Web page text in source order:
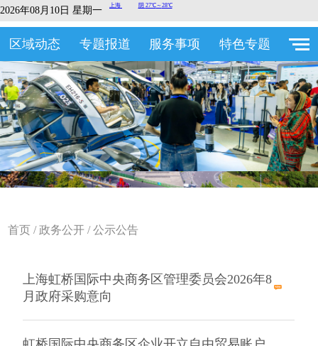
2026年08月10日 星期一
区域动态 专题报道 服务事项 特色专题
首页 /政务公开 /公示公告
上海虹桥国际中央商务区管理委员会2026年8
月政府采购意向